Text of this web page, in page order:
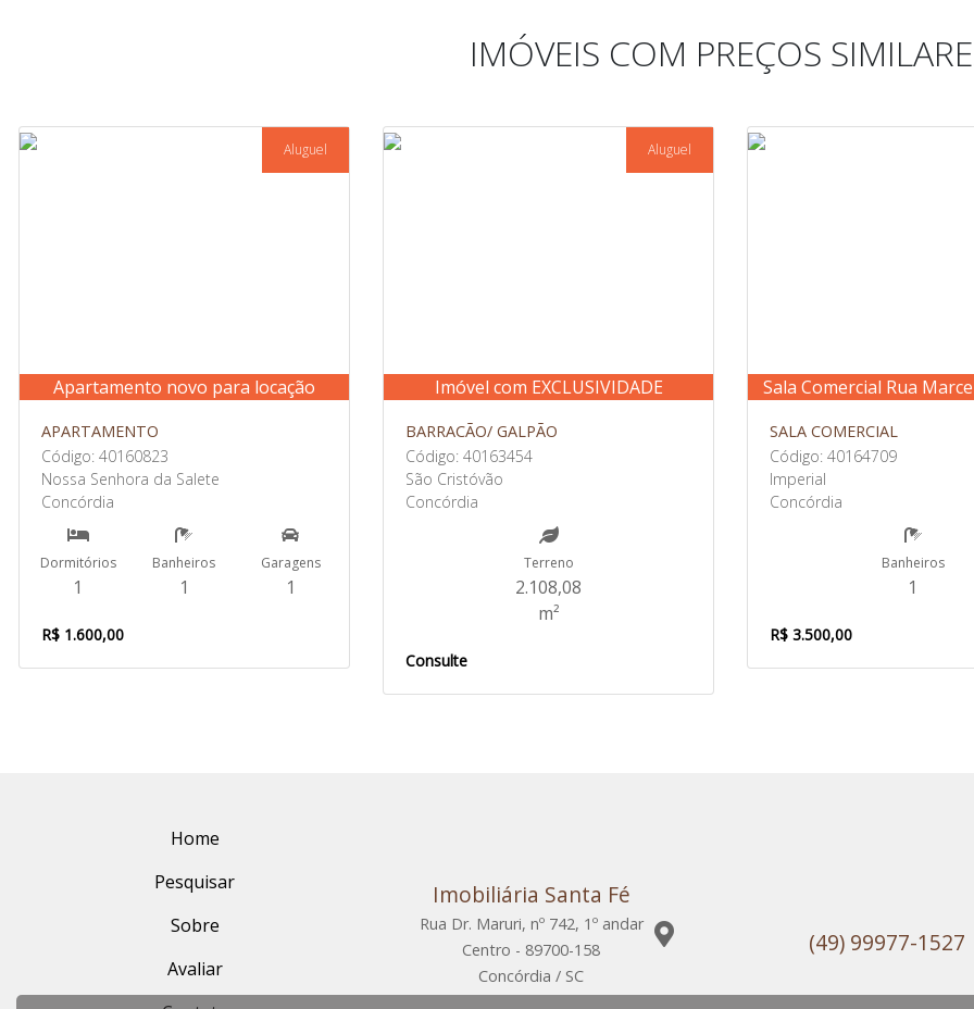
IMÓVEIS COM PREÇOS
Aluguel
Apartamento novo para locação
APARTAMENTO
Código: 40160823
Nossa Senhora da Salete
Concórdia
Dormitórios
1
Banheiros
1
Garagens
1
R$ 1.600,00
Aluguel
Imóvel com EXCLUSIVIDADE
BARRACÃO/ GALPÃO
Código: 40163454
São Cristóvão
Concórdia
Terreno
2.108,08
m²
Consulte
Sala Comercial Rua
SALA COMERCIAL
Código: 40164709
Imperial
Concórdia
Banheiros
1
R$ 3.500,00
Home
Pesquisar
Sobre
Avaliar
Imobiliária Santa Fé
Rua Dr. Maruri, nº 742, 1º andar
Centro - 89700-158
Concórdia / SC
(49) 99977-1527